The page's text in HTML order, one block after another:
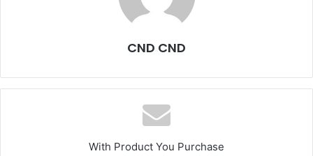
CND CND
With Product You Purchase